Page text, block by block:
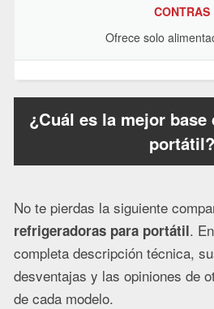
CONTRAS
Ofrece solo
¿Cuál es la mejor
portátil?
No te pierdas la siguiente
refrigeradoras para portátil.
completa descripción técnica,
desventajas y las opiniones de
de cada modelo.